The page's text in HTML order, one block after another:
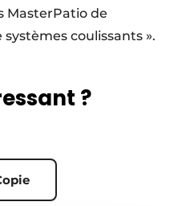
MasterPatio de
coulissants ».
?